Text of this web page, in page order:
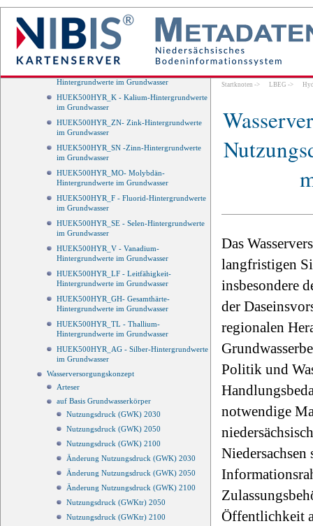
im Grundwasser
HUEK500HYR_PO4 - Phosphat-
Hintergrundwerte im Grundwasser
HUEK500HYR_BR - Brom-Hintergrundwerte
im Grundwasser
Hintergrundwerte im Grundwasser
HUEK500HYR_K - Kalium-Hintergrundwerte
im Grundwasser
HUEK500HYR_ZN- Zink-Hintergrundwerte
im Grundwasser
HUEK500HYR_SN -Zinn-Hintergrundwerte
im Grundwasser
HUEK500HYR_MO- Molybdän-
Hintergrundwerte im Grundwasser
HUEK500HYR_F - Fluorid-Hintergrundwerte
im Grundwasser
HUEK500HYR_SE - Selen-Hintergrundwerte
im Grundwasser
HUEK500HYR_V - Vanadium-
Hintergrundwerte im Grundwasser
HUEK500HYR_LF - Leitfähigkeit-
Hintergrundwerte im Grundwasser
HUEK500HYR_GH- Gesamthärte-
Hintergrundwerte im Grundwasser
HUEK500HYR_TL - Thallium-
Hintergrundwerte im Grundwasser
HUEK500HYR_AG - Silber-Hintergrundwerte
im Grundwasser
Wasserversorgungskonzept
Arteser
auf Basis Grundwasserkörper
Nutzungsdruck (GWK) 2030
Nutzungsdruck (GWK) 2050
Nutzungsdruck (GWK) 2100
Änderung Nutzungsdruck (GWK) 2030
Änderung Nutzungsdruck (GWK) 2050
Änderung Nutzungsdruck (GWK) 2100
Nutzungsdruck (GWKtr) 2050
Nutzungsdruck (GWKtr) 2100
Startknoten -> LBEG ->
Das
langfristigen
insbesondere
der
regionalen
Politik und
notwendige
Öffentlichkeit